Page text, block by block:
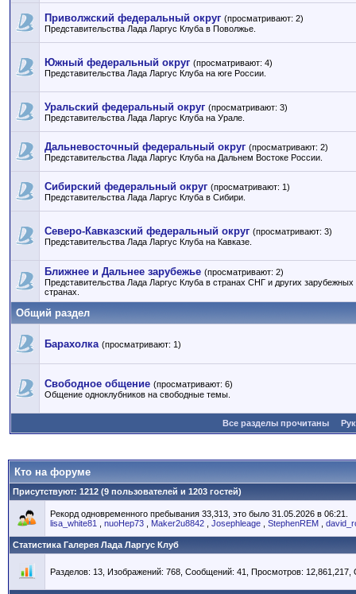
Приволжский федеральный округ (просматривают: 2)
Представительства Лада Ларгус Клуба в Поволжье.
Южный федеральный округ (просматривают: 4)
Представительства Лада Ларгус Клуба на юге России.
Уральский федеральный округ (просматривают: 3)
Представительства Лада Ларгус Клуба на Урале.
Дальневосточный федеральный округ (просматривают: 2)
Представительства Лада Ларгус Клуба на Дальнем Востоке России.
Сибирский федеральный округ (просматривают: 1)
Представительства Лада Ларгус Клуба в Сибири.
Северо-Кавказский федеральный округ (просматривают: 3)
Представительства Лада Ларгус Клуба на Кавказе.
Ближнее и Дальнее зарубежье (просматривают: 2)
Представительства Лада Ларгус Клуба в странах СНГ и других зарубежных
странах.
Общий раздел
Барахолка (просматривают: 1)
Свободное общение (просматривают: 6)
Общение одноклубников на свободные темы.
Все разделы прочитаны
Кто на форуме
Присутствуют: 1212 (9 пользователей и 1203 гостей)
Рекорд одновременного пребывания 33,313, это было 31.05.2026 в 06:21.
lisa_white81
nuoHep73 Maker2u8842 Josephleage StephenREM
Статистика Галерея Лада Ларгус Клуб
Разделов: 13, Изображений: 768, Сообщений: 41, Просмотров: